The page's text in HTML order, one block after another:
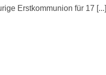
Erstkommunion für 17 [...]